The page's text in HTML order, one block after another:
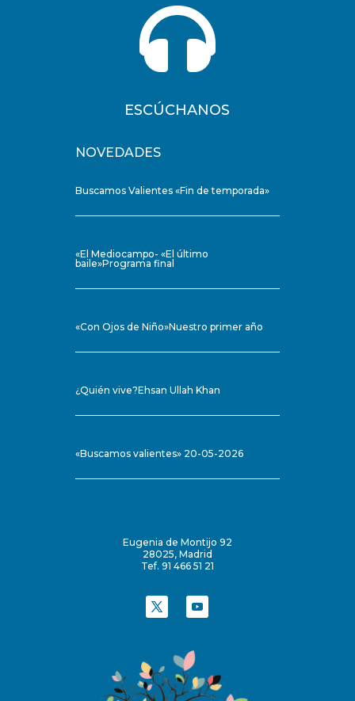

ESCÚCHANOS
NOVEDADES
Buscamos Valientes «Fin de temporada»
«El Mediocampo- «El último
baile»Programa final
«Con Ojos de Niño»Nuestro primer año
¿Quién vive?Ehsan Ullah Khan
«Buscamos valientes» 20-05-2026
Eugenia de Montijo 92
28025, Madrid
Tef. 91 466 51 21